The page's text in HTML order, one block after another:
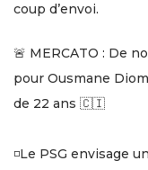
coup d’envoi.
🚨 MERCATO : De
pour Ousmane
de 22 ans 🇨🇮
◽️Le PSG envisage